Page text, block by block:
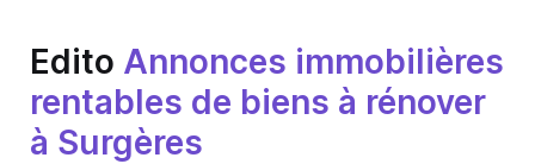
Edito Annonces immobilières
rentables de biens à rénover
à Surgères